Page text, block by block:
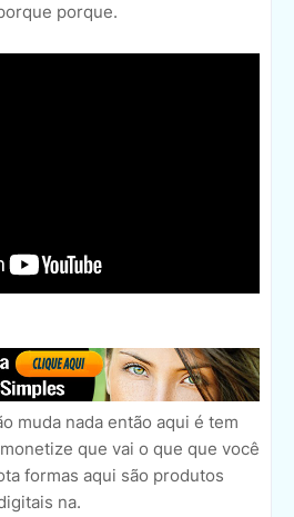
porque.
muda nada então aqui é tem
que vai o que que você
formas aqui são produtos
na.